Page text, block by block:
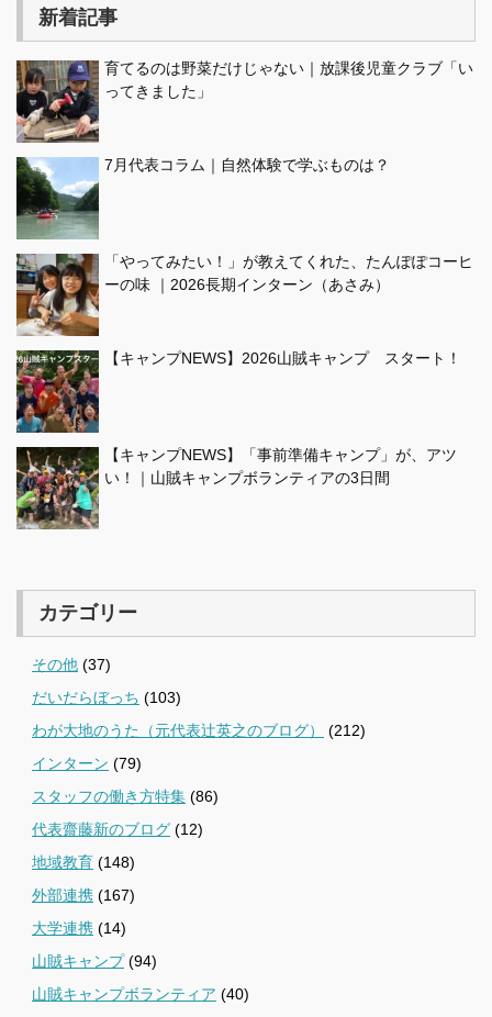
新着記事
育てるのは野菜だけじゃない｜放課後児童クラブ「い
ってきました」
7月代表コラム｜自然体験で学ぶものは？
「やってみたい！」が教えてくれた、たんぽぽコーヒ
ーの味 ｜2026長期インターン（あさみ）
【キャンプNEWS】2026山賊キャンプ スタート！
【キャンプNEWS】「事前準備キャンプ」が、アツ
い！｜山賊キャンプボランティアの3日間
カテゴリー
その他 (37)
だいだらぼっち (103)
わが大地のうた（元代表辻英之のブログ）
(212)
インターン (79)
スタッフの働き方特集 (86)
代表齋藤新のブログ (12)
地域教育 (148)
外部連携 (167)
大学連携 (14)
山賊キャンプ(94)
山賊キャンプボランティア (40)